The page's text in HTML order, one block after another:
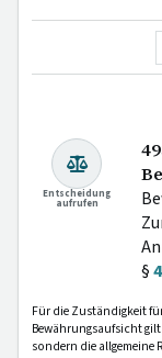
Entscheidung
aufrufen
§
Für die Zuständigkeit
Bewährungsaufsicht
sondern die allgemeine